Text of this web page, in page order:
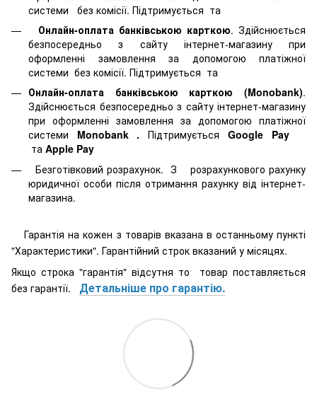
системи
без комісії. Підтримується та
Онлайн-оплата банківською карткою. Здійснюється
безпосередньо з сайту інтернет-магазину при
оформленні замовлення за допомогою платіжної
системи без комісії. Підтримується та
Онлайн-оплата банківською карткою (Monobank).
Здійснюється безпосередньо з сайту інтернет-магазину
при оформленні замовлення за допомогою платіжної
системи Monobank .Підтримується Google Pay
та Apple Pay
Безготівковий розрахунок. З розрахункового рахунку
юридичної особи після отримання рахунку від інтернет-
магазина.
Гарантія на кожен з товарів вказана в останньому пункті
"Характеристики". Гарантійний строк вказаний у місяцях.
Якщо строка "гарантія" відсутня то товар поставляється
без гарантії. Детальніше про гарантію.